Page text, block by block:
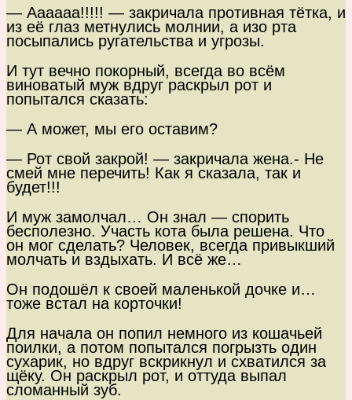
— Аааааа!!!!! — закричала противная тётка, и
из её глаз метнулись молнии, а изо рта
посыпались ругательства и угрозы.
И тут вечно покорный, всегда во всём
виноватый муж вдруг раскрыл рот и
попытался сказать:
— А может, мы его оставим?
— Рот свой закрой! — закричала жена.- Не
смей мне перечить! Как я сказала, так и
будет!!!
И муж замолчал… Он знал — спорить
бесполезно. Участь кота была решена. Что
он мог сделать? Человек, всегда привыкший
молчать и вздыхать. И всё же…
Он подошёл к своей маленькой дочке и…
тоже встал на корточки!
Для начала он попил немного из кошачьей
поилки, а потом попытался погрызть один
сухарик, но вдруг вскрикнул и схватился за
щёку. Он раскрыл рот, и оттуда выпал
сломанный зуб.